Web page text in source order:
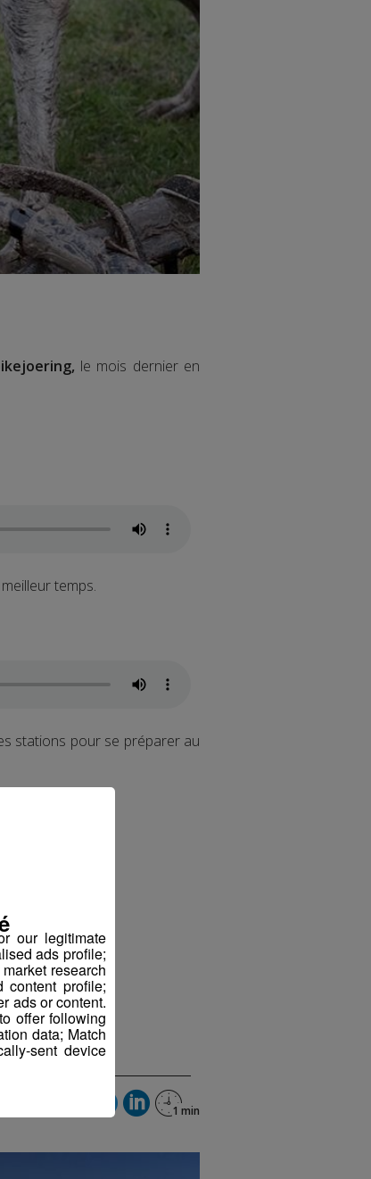
le mois dernier en
temps.
stations pour se préparer au
10h38
our legitimate
ads profile;
research
content profile;
ads or content.
offer following
data; Match
sent device